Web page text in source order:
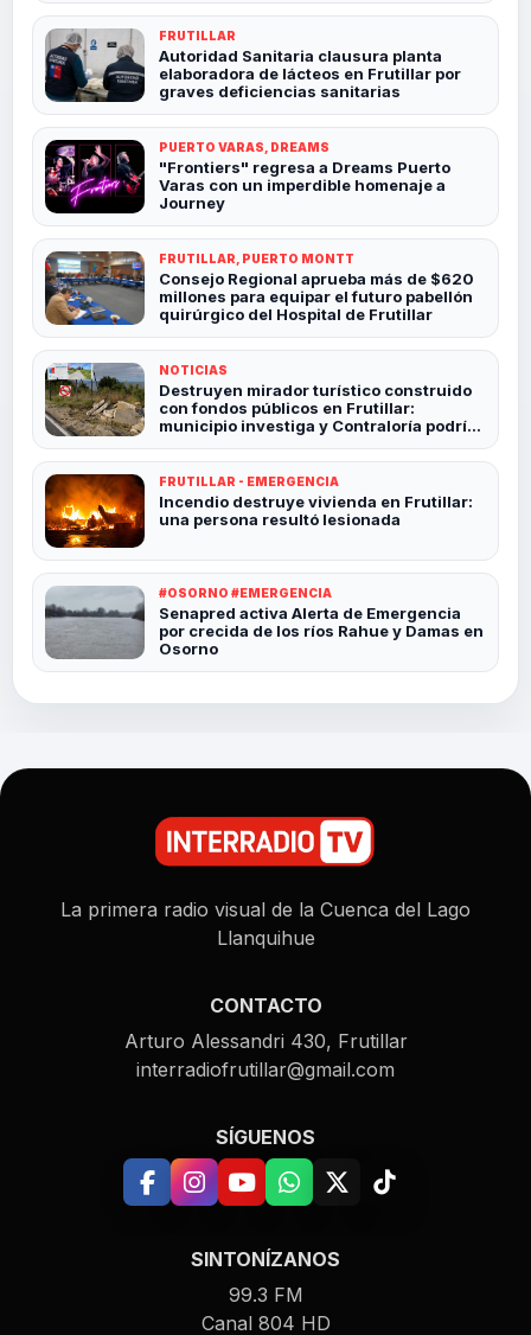
FRUTILLAR
Autoridad Sanitaria clausura planta
elaboradora de lácteos en Frutillar por
graves deficiencias sanitarias
PUERTO VARAS, DREAMS
"Frontiers" regresa a Dreams Puerto
Varas con un imperdible homenaje a
Journey
FRUTILLAR, PUERTO MONTT
Consejo Regional aprueba más de $620
millones para equipar el futuro pabellón
quirúrgico del Hospital de Frutillar
NOTICIAS
Destruyen mirador turístico construido
con fondos públicos en Frutillar:
municipio investiga y Contraloría podría
FRUTILLAR - EMERGENCIA
Incendio destruye vivienda en Frutillar:
una persona resultó lesionada
#OSORNO #EMERGENCIA
Senapred activa Alerta de Emergencia
por crecida de los ríos Rahue y Damas en
Osorno
La primera radio visual de la Cuenca del Lago
Llanquihue
CONTACTO
Arturo Alessandri 430, Frutillar
interradiofrutillar@gmail.com
SÍGUENOS
SINTONÍZANOS
99.3 FM
Canal 804 HD